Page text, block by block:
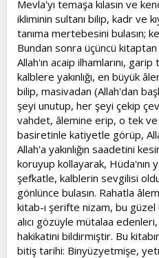
Mevla'yı temaşa kılasın ve
ikliminin sultanı bilip, kadr ve
tanıma mertebesini bulasın;
Bundan sonra üçüncü
Allah'ın acaip ilhamlarını, garip
kalblere yakınlığı, en büyük
bilip, masivadan (Allah'dan
şeyi unutup, her şeyi çekip
vahdet, âlemine erip, o tek ve
basiretinle katiyetle görüp,
Allah'a yakınlığın saadetini
koruyup kollayarak, Hüda'nın
şefkatle, kalblerin sevgilisi
gönlünce bulasın. Rahatla
kitab-ı şerifte nizam, bu
alıcı gözüyle mütalaa
hakikatini bildirmiştir. Bu
bitiş tarihi: Binyüzyetmişe,